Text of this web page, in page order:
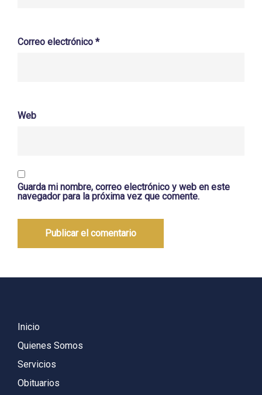
Correo electrónico *
Web
Guarda mi nombre, correo electrónico y web en este
navegador para la próxima vez que comente.
Inicio
Quienes Somos
Servicios
Obituarios